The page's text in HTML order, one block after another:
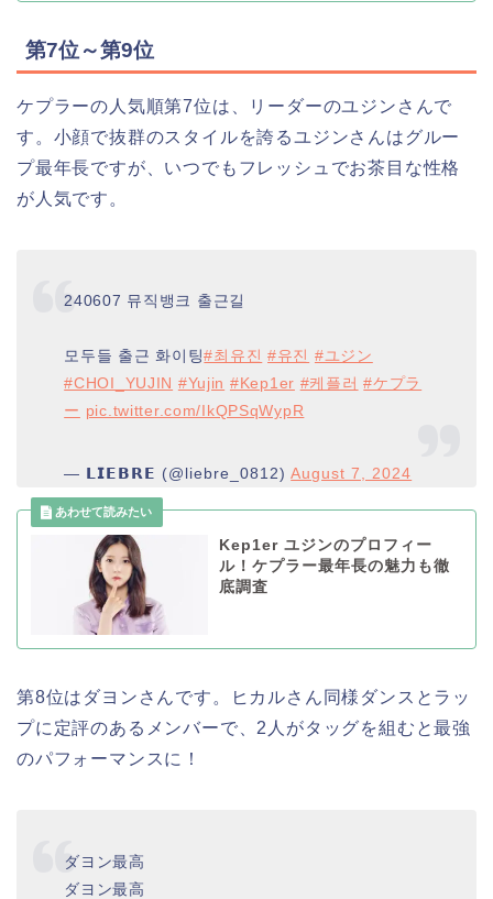
第7位～第9位
ケプラーの人気順第7位は、リーダーのユジンさんで
す。小顔で抜群のスタイルを誇るユジンさんはグルー
プ最年長ですが、いつでもフレッシュでお茶目な性格
が人気です。
240607 뮤직뱅크 출근길
모두들 출근 화이팅#최유진 #유진 #ユジン
#CHOI_YUJIN #Yujin #Kep1er #케플러 #ケプラ
ー pic.twitter.com/IkQPSqWypR
— 𝗟𝗜𝗘𝗕𝗥𝗘 (@liebre_0812)August 7, 2024
Kep1er ユジンのプロフィー
ル！ケプラー最年長の魅力も徹
底調査
第8位はダヨンさんです。ヒカルさん同様ダンスとラッ
プに定評のあるメンバーで、2人がタッグを組むと最強
のパフォーマンスに！
ダヨン最高
ダヨン最高